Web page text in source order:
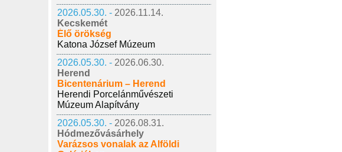
2026.05.30. - 2026.11.14.
Kecskemét
Élő örökség
Katona József Múzeum
2026.05.30. - 2026.06.30.
Herend
Bicentenárium – Herend
Herendi Porcelánművészeti
Múzeum Alapítvány
2026.05.30. - 2026.08.31.
Hódmezővásárhely
Varázsos vonalak az Alföldi